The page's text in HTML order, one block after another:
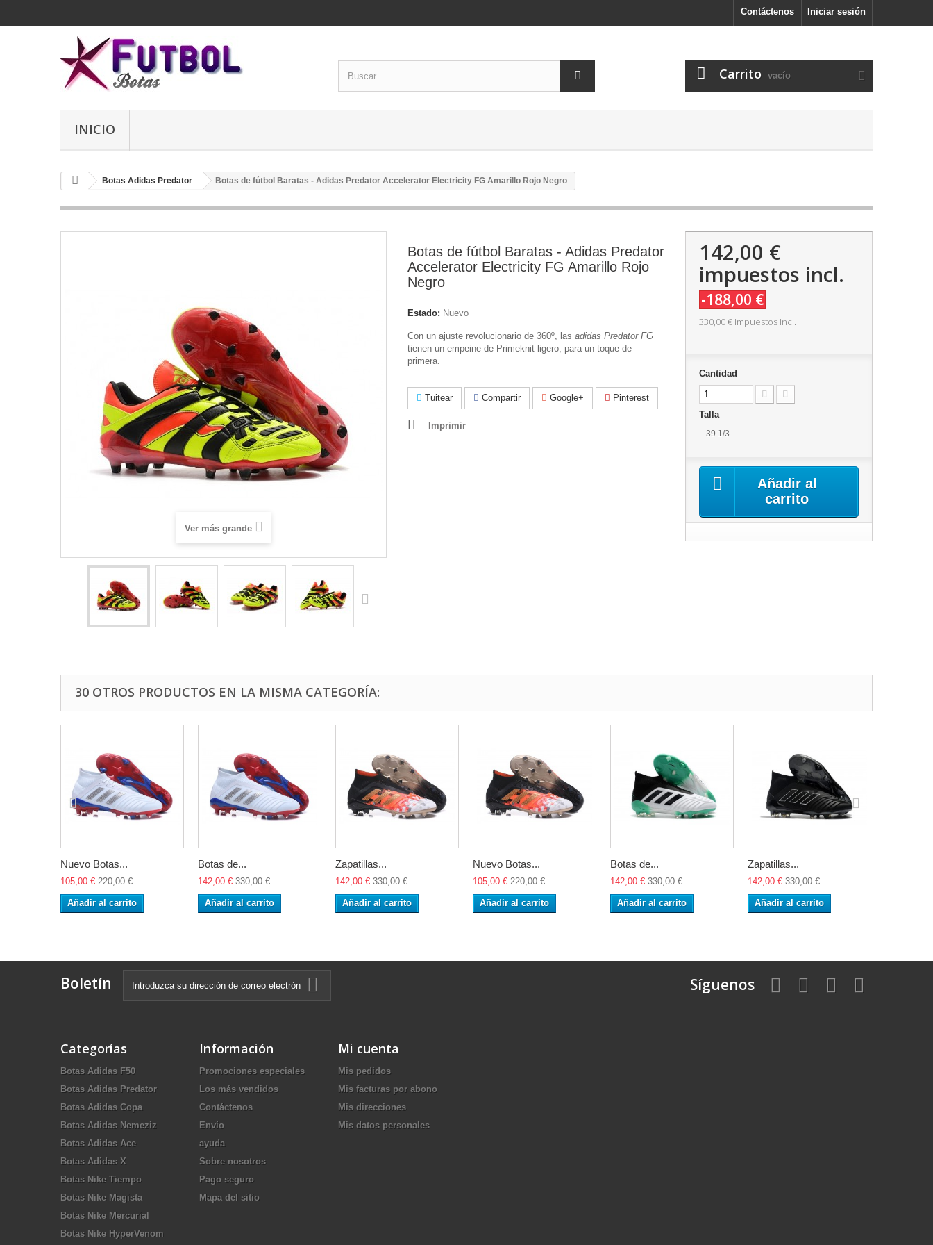
Iniciar sesión
Contáctenos
Carrito vacío
INICIO
Botas Adidas Predator Botas de fútbol Baratas - Adidas Predator Accelerator Electricity FG Amarillo Rojo Negro
Ver más grande
Botas de fútbol Baratas - Adidas Predator
Accelerator Electricity FG Amarillo Rojo
Negro
Estado: Nuevo
Con un ajuste revolucionario de 360º, las adidas Predator FG
tienen un empeine de Primeknit ligero, para un toque de
primera.
Tuitear Compartir Google+ Pinterest
Imprimir
142,00 €
impuestos incl.
-188,00 €
330,00 €impuestos incl.
Cantidad
Talla
39 1/3
Añadir al
carrito
30 OTROS PRODUCTOS EN LA MISMA CATEGORÍA:
Nuevo Botas...
105,00 € 220,00 €
Añadir al carrito
Botas de...
142,00 € 330,00 €
Añadir al carrito
Zapatillas...
142,00 € 330,00 €
Añadir al carrito
Nuevo Botas...
105,00 € 220,00 €
Añadir al carrito
Botas de...
142,00 € 330,00 €
Añadir al carrito
Zapatillas...
142,00 € 330,00 €
Añadir al carrito
Boletín Síguenos
Categorías
Botas Adidas F50
Botas Adidas Predator
Botas Adidas Copa
Botas Adidas Nemeziz
Botas Adidas Ace
Botas Adidas X
Botas Nike Tiempo
Botas Nike Magista
Botas Nike Mercurial
Botas Nike HyperVenom
Información
Promociones especiales
Los más vendidos
Contáctenos
Envío
ayuda
Sobre nosotros
Pago seguro
Mapa del sitio
Mi cuenta
Mis pedidos
Mis facturas por abono
Mis direcciones
Mis datos personales